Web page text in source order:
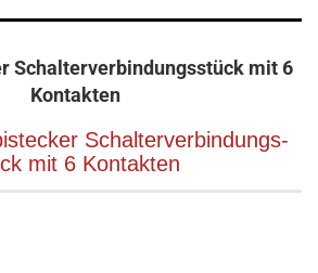
Schalter­ver­bindungs­stück mit 6
Kontakten
Schalte­rver­bindungs­
mit 6 Kontakten